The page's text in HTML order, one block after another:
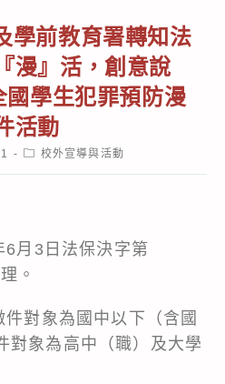
學前教育署轉知法
漫』活，創意說
國學生犯罪預防漫
活動
Post校外宣導與活動
月3日法保決字第
。
對象為國中以下（含國
對象為高中（職）及大學